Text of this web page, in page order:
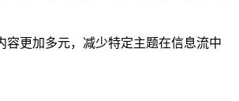
容更加多元，减少特定主题在信息流中